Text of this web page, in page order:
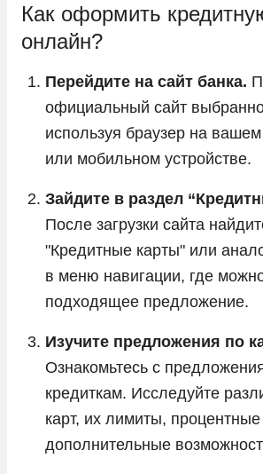
Как оформить
онлайн?
Перейдите на сайт банка.
официальный сайт
используя браузер на
или мобильном устройстве.
Зайдите в раздел
После загрузки сайта
"Кредитные карты" или
в меню навигации, где
подходящее предложение.
Изучите предложения по
Ознакомьтесь с
кредиткам. Исследуйте
карт, их лимиты, процентные
дополнительные